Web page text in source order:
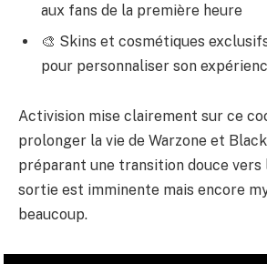
aux fans de la première heure
🎨 Skins et cosmétiques
pour personnaliser son
Activision mise clairement sur ce
prolonger la vie de Warzone et
préparant une transition douce vers
sortie est imminente mais encore
beaucoup.